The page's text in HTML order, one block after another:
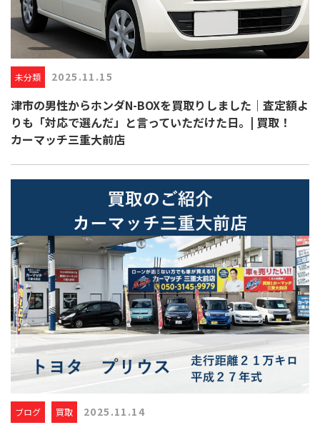
未分類 2025.11.15
津市の男性からホンダN-BOXを買取りしました｜査定額よ
りも「対応で選んだ」と言っていただけた日。| 買取！
カーマッチ三重大前店
ブログ 買取 2025.11.14